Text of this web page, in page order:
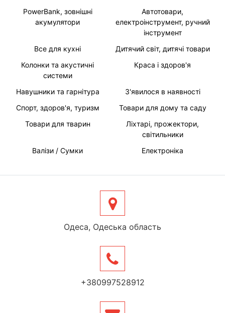
PowerBank, зовнішні
акумулятори
Автотовари,
електроінструмент, ручний
інструмент
Все для кухні
Дитячий світ, дитячі товари
Колонки та акустичні
системи
Краса і здоров'я
Навушники та гарнітура
З'явилося в наявності
Спорт, здоров'я, туризм
Товари для дому та саду
Товари для тварин
Ліхтарі, прожектори,
світильники
Валізи / Сумки
Електроніка
Одеса, Одеська область
+380997528912